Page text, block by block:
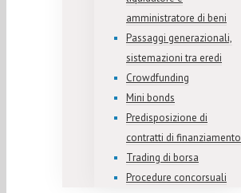
amministratore di beni
Passaggi generazionali,
sistemazioni tra eredi
Crowdfunding
Mini bonds
Predisposizione di
contratti di finanziamento
Trading di borsa
Procedure concorsuali